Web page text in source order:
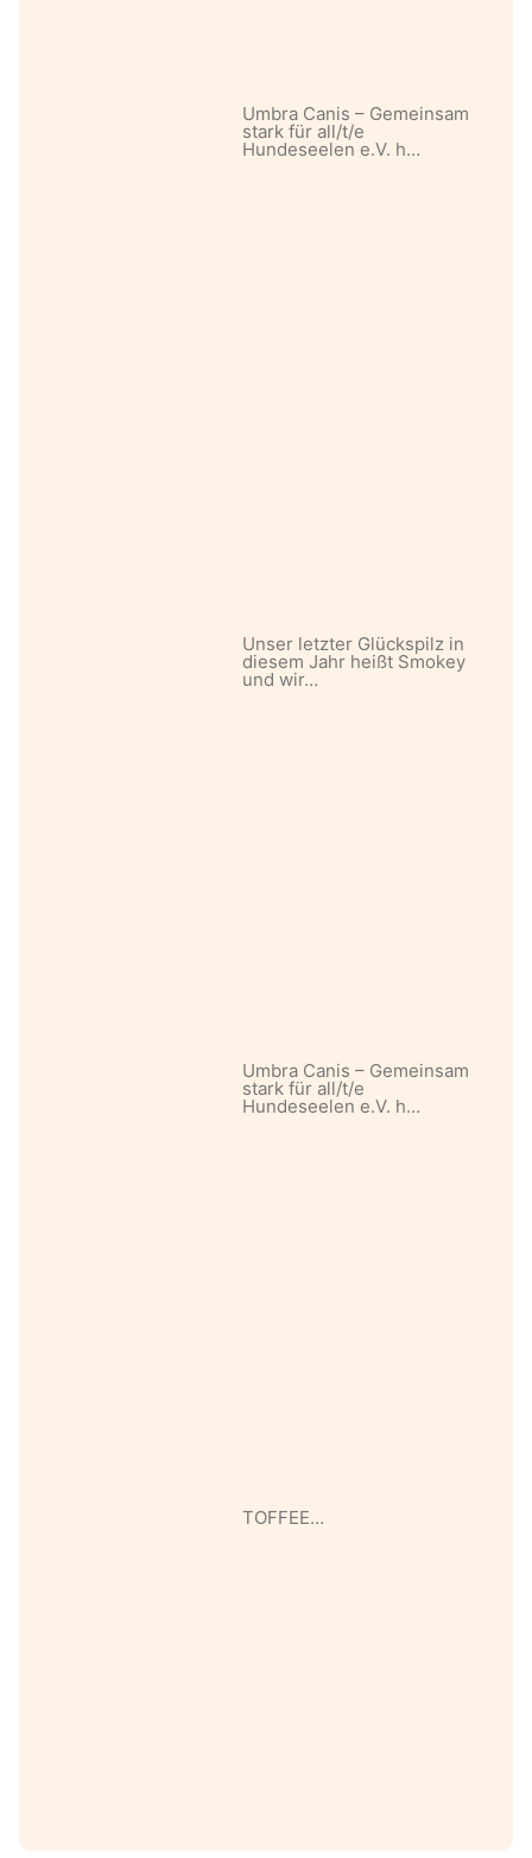
Umbra Canis – Gemeinsam
stark für all/t/e
Hundeseelen e.V. h…
Unser letzter Glückspilz in
diesem Jahr heißt Smokey
und wir…
Umbra Canis – Gemeinsam
stark für all/t/e
Hundeseelen e.V. h…
TOFFEE…